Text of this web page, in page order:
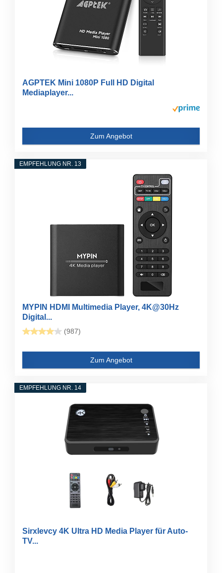
AGPTEK Mini 1080P Full HD Digital
Mediaplayer...
Zum Angebot
EMPFEHLUNG NR. 13
MYPIN HDMI Multimedia Player, 4K@30Hz
Digital...
(987)
Zum Angebot
EMPFEHLUNG NR. 14
Sirxlevcy 4K Ultra HD Media Player für Auto-
TV...